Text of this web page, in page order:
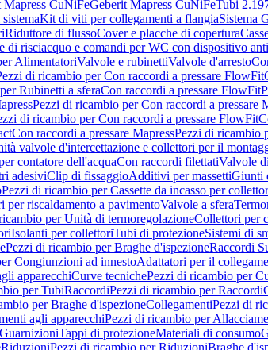
Mapress CuNiFeGeberit Mapress CuNiFeTubi
Kit di viti per collegamenti a flangiaSistema
Riduttore di flussoCover e placche di copertura
di risciacquo e comandi per WC con dispositivo
AlimentatoriValvole e rubinettiValvole d'arresto
di ricambio per Con raccordi a pressare FlowFit
Rubinetti a sferaCon raccordi a pressare FlowFit
Pezzi di ricambio per Con raccordi a pressare
di ricambio per Con raccordi a pressare FlowFit
Con raccordi a pressare MapressPezzi di ricambio
valvole d'intercettazione e collettori per il
contatore dell'acquaCon raccordi filettatiValvole
adesiviClip di fissaggioAdditivi per massettiGiunti
Pezzi di ricambio per Cassette da incasso per
riscaldamento a pavimentoValvole a sfera
per Unità di termoregolazioneCollettori per
Isolanti per collettoriTubi di protezioneSistemi di
Pezzi di ricambio per Braghe d'ispezioneRaccordi
Congiunzioni ad innestoAdattatori per il
apparecchiCurve tecnichePezzi di ricambio per
per TubiRaccordiPezzi di ricambio per Raccordi
per Braghe d'ispezioneCollegamentiPezzi di
agli apparecchiPezzi di ricambio per
GuarnizioniTappi di protezioneMateriali di consumo
RiduzioniPezzi di ricambio per RiduzioniBraghe